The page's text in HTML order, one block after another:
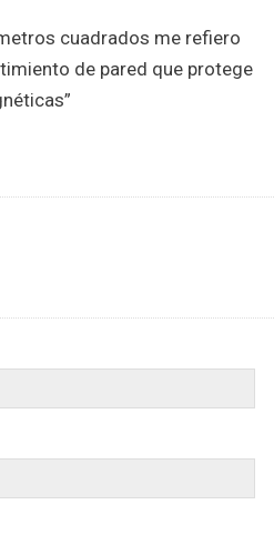
cuadrados me refiero
de pared que protege